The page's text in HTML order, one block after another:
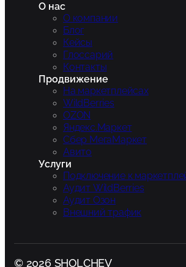
О нас
О компании
Блог
Кейсы
Глоссарий
Контакты
Продвижение
На маркетплейсах
WildBerries
OZON
Яндекс.Маркет
Сбер МегаМаркет
Авито
Услуги
Подключение к
Аудит WildBerries
Аудит Озон
Внешний трафик
© 2026 SHOLCHEV